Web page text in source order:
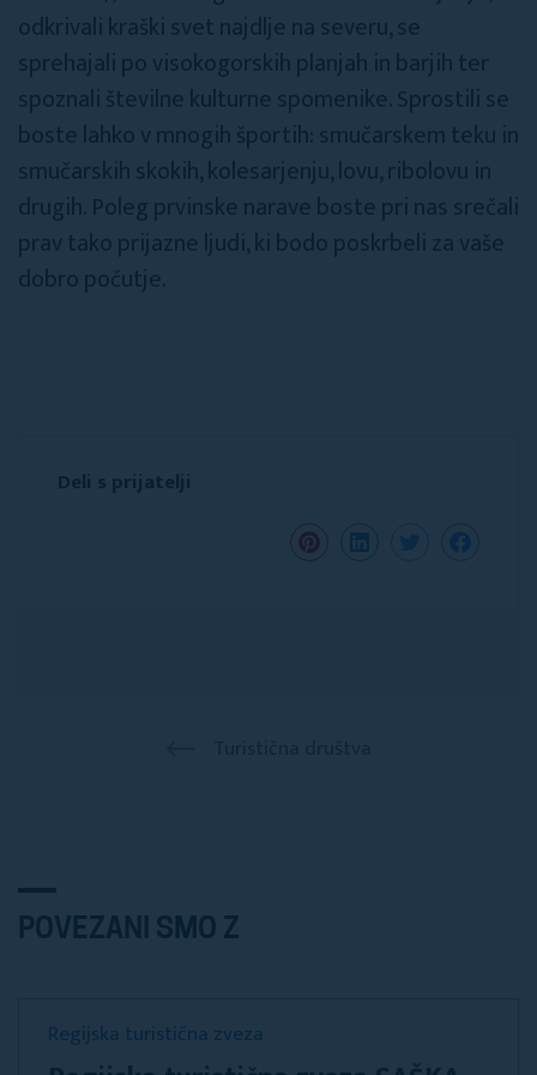
odkrivali kraški svet najdlje na severu, se
sprehajali po visokogorskih planjah in barjih ter
spoznali številne kulturne spomenike. Sprostili se
boste lahko v mnogih športih: smučarskem teku in
smučarskih skokih, kolesarjenju, lovu, ribolovu in
drugih. Poleg prvinske narave boste pri nas srečali
prav tako prijazne ljudi, ki bodo poskrbeli za vaše
dobro počutje.
Deli s prijatelji
POVEZANI SMO Z
Regijska turistična zveza